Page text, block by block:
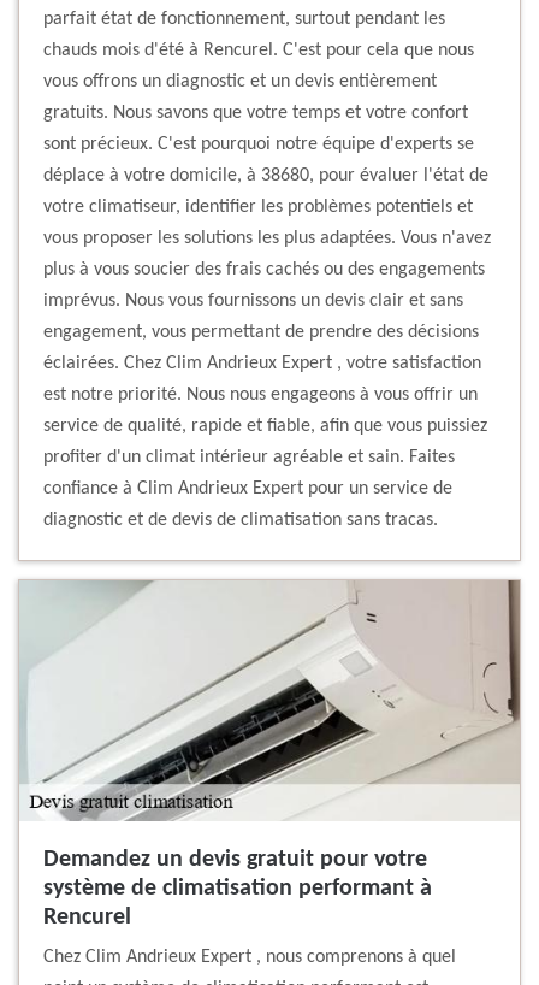
parfait état de fonctionnement, surtout pendant les
chauds mois d'été à Rencurel. C'est pour cela que nous
vous offrons un diagnostic et un devis entièrement
gratuits. Nous savons que votre temps et votre confort
sont précieux. C'est pourquoi notre équipe d'experts se
déplace à votre domicile, à 38680, pour évaluer l'état de
votre climatiseur, identifier les problèmes potentiels et
vous proposer les solutions les plus adaptées. Vous n'avez
plus à vous soucier des frais cachés ou des engagements
imprévus. Nous vous fournissons un devis clair et sans
engagement, vous permettant de prendre des décisions
éclairées. Chez Clim Andrieux Expert , votre satisfaction
est notre priorité. Nous nous engageons à vous offrir un
service de qualité, rapide et fiable, afin que vous puissiez
profiter d'un climat intérieur agréable et sain. Faites
confiance à Clim Andrieux Expert pour un service de
diagnostic et de devis de climatisation sans tracas.
Demandez un devis gratuit pour votre
système de climatisation performant à
Rencurel
Chez Clim Andrieux Expert , nous comprenons à quel